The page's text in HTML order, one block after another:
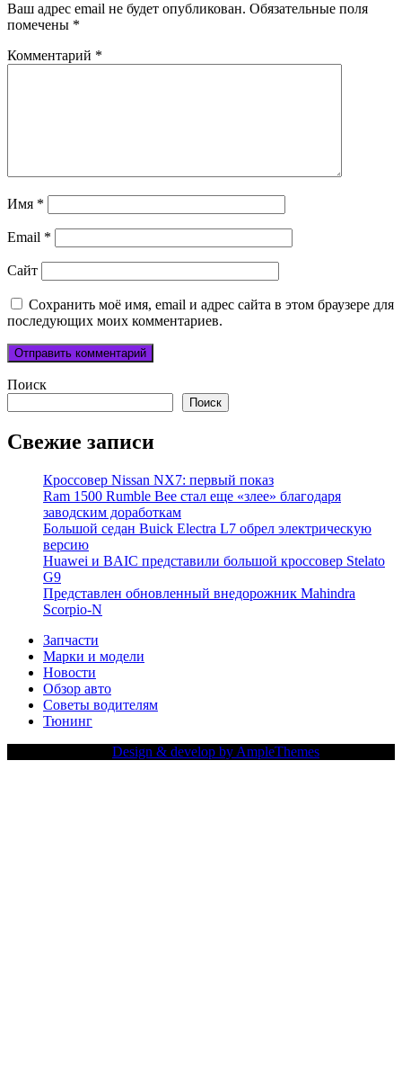
Ваш адрес email не будет опубликован. Обязательные поля
помечены *
Комментарий *
Имя *
Email *
Сайт
Сохранить моё имя, email и адрес сайта в этом браузере для
последующих моих комментариев.
Поиск
Поиск
Свежие записи
Кроссовер Nissan NX7: первый показ
Ram 1500 Rumble Bee стал еще «злее» благодаря
заводским доработкам
Большой седан Buick Electra L7 обрел электрическую
версию
Huawei и BAIC представили большой кроссовер Stelato
G9
Представлен обновленный внедорожник Mahindra
Scorpio-N
Запчасти
Марки и модели
Новости
Обзор авто
Советы водителям
Тюнинг
Design & develop by AmpleThemes